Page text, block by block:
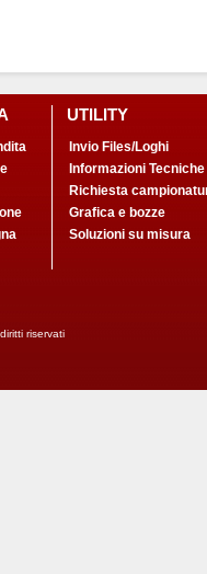
UTILITY
Invio Files/Loghi
Informazioni Tecniche
Richiesta
Grafica e bozze
Soluzioni su misura
riservati